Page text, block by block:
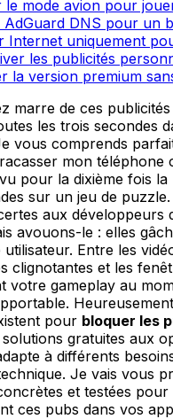
le mode avion pour
AdGuard DNS pour un
Internet uniquement
les publicités
la version premium
marre de ces
les trois secondes
vous comprends
mon téléphone
pour la dixième fois la
sur un jeu de
aux développeurs
avouons-le : elles
Entre les
clignotantes et les
votre gameplay au
pour bloquer les
solutions gratuites aux
à différents
Je vais vous
et testées
ces pubs dans vos